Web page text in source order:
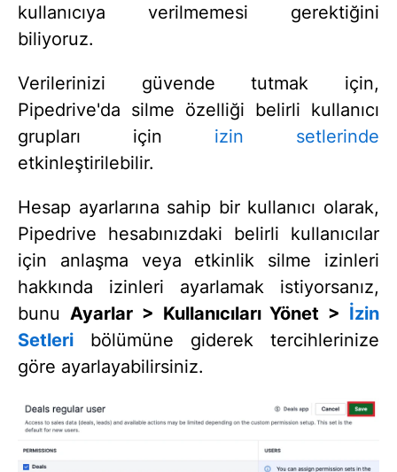
kullanıcıya verilmemesi gerektiğini
biliyoruz.
Verilerinizi güvende tutmak için,
Pipedrive'da silme özelliği belirli kullanıcı
grupları için izin setlerinde
etkinleştirilebilir.
Hesap ayarlarına sahip bir kullanıcı olarak,
Pipedrive hesabınızdaki belirli kullanıcılar
için anlaşma veya etkinlik silme izinleri
hakkında izinleri ayarlamak istiyorsanız,
bunu Ayarlar > Kullanıcıları Yönet > İzin
Setleri bölümüne giderek tercihlerinize
göre ayarlayabilirsiniz.